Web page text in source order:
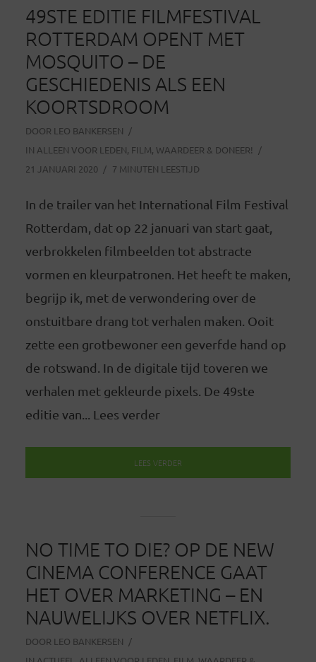
49STE EDITIE FILMFESTIVAL
ROTTERDAM OPENT MET
MOSQUITO – DE
GESCHIEDENIS ALS EEN
KOORTSDROOM
DOOR LEO BANKERSEN
IN ALLEEN VOOR LEDEN, FILM, WAARDEER & DONEER!
21 JANUARI 2020
7 MINUTEN LEESTIJD
In de trailer van het International Film Festival
Rotterdam, dat op 22 januari van start gaat,
verbrokkelen filmbeelden tot abstracte
vormen en kleurpatronen. Het heeft te maken,
begrijp ik, met de verwondering over de
onstuitbare drang tot verhalen maken. Ooit
zette een grotbewoner een geverfde hand op
de rotswand. In de digitale tijd toveren we
verhalen met gekleurde pixels. De 49ste
editie van... Lees verder
LEES VERDER
NO TIME TO DIE? OP DE NEW
CINEMA CONFERENCE GAAT
HET OVER MARKETING – EN
NAUWELIJKS OVER NETFLIX.
DOOR LEO BANKERSEN